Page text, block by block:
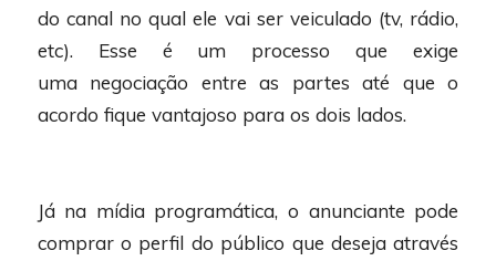
do canal no qual ele vai ser veiculado (tv, rádio,
etc). Esse é um processo que exige
uma negociação entre as partes até que o
acordo fique vantajoso para os dois lados.
Já na mídia programática, o anunciante pode
comprar o perfil do público que deseja através